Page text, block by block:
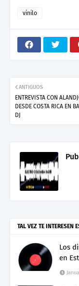
vinilo
ANTIGUOS
ENTREVISTA CON
DESDE COSTA RICA EN
DJ
TAL VEZ TE INTERESEN
Los
en